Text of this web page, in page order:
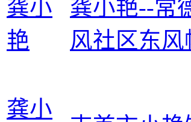
龚小
艳
龚小艳--常
风社区东风
龚小